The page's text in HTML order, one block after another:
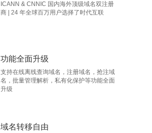
ICANN & CNNIC 国内海外顶级域名双注册
商 | 24 年全球百万用户选择了时代互联
功能全面升级
支持在线离线查询域名，注册域名，抢注域
名，批量管理解析，私有化保护等功能全面
升级
域名转移自由